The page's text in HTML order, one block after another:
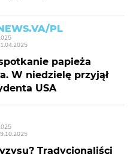
PL
papieża
W niedzielę przyjął
USA
Tradycjonaliści